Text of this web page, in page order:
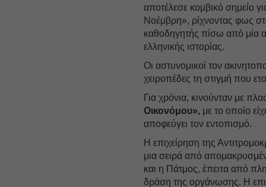
αποτέλεσε κομβικό σημείο
Νοέμβρη», ρίχνοντας φως
καθοδηγητής πίσω από μία
ελληνικής ιστορίας.
Οι αστυνομικοί τον
χειροπέδες τη στιγμή που
Για χρόνια, κινούνταν με
Οικονόμου», με το οποίο
αποφεύγει τον εντοπισμό.
Η επιχείρηση της
μια σειρά από
και η Πάτμος, έπειτα από
δράση της οργάνωσης. Η